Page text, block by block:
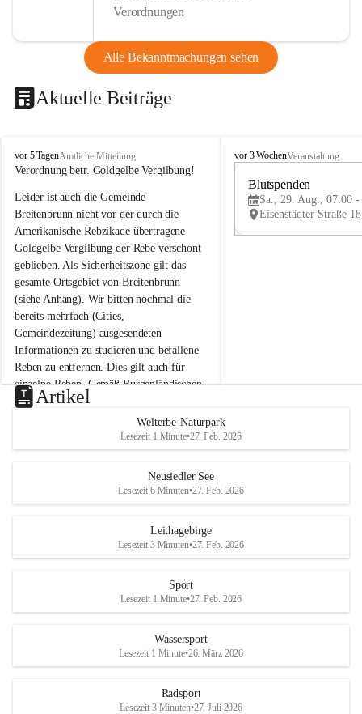
Verordnungen
Alle Bekanntmachungen sehen
Aktuelle Beiträge
B
r
i
t
e
n
b
r
u
n
n
a
m
N
e
u
s
d
S
vor 5 TagenAmtliche Mitteilung
Verordnung betr. Goldgelbe Vergilbung!
Leider ist auch die Gemeinde
Breitenbrunn nicht vor der durch die
Amerikanische Rebzikade übertragene
Goldgelbe Vergilbung der Rebe verschont
geblieben. Als Sicherheitszone gilt das
gesamte Ortsgebiet von Breitenbrunn
(siehe Anhang). Wir bitten nochmal die
bereits mehrfach (Cities,
Gemeindezeitung) ausgesendeten
Informationen zu studieren und befallene
Reben zu entfernen. Dies gilt auch für
einzelne Reben. Gemäß Burgenländischen
Weinbaugesetz sind nicht gepflegte oder
unzulässige Weingärten zu roden! Bitte
helfen wir zusammen um unsere Winzer
vor den prognostizierten Ernteausfällen
und den daraus folgenden wirtschaftlichen
Maßnahmen zur Bekämpfung
Rebe und der Amerikanischen
Anhang VBl. EU Nr. 18
1 Seite•1,4 MB
VBl. EU Nr. 18_2026
B
e
u
e
d
r
S
vor 3 WochenVeranstaltung
Blutspenden
Sa., 29. Aug., 07:00 -
Artikel
Welterbe-Naturpark
Lesezeit 1 Minute•27. Feb. 2026
Neusiedler See
Lesezeit 6 Minuten•27. Feb. 2026
Leithagebirge
Lesezeit 3 Minuten•27. Feb. 2026
Sport
Lesezeit 1 Minute•27. Feb. 2026
Wassersport
Lesezeit 1 Minute•26. März 2026
Radsport
Lesezeit 3 Minuten•27. Juli 2026